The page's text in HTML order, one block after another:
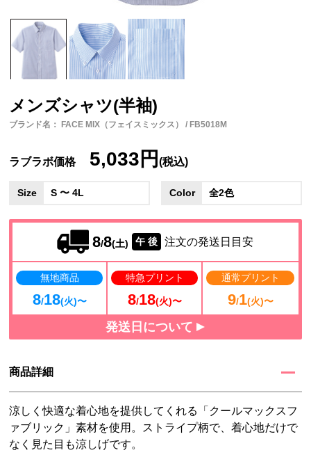
メンズシャツ(半袖)
ブランド名： FACE MIX（フェイスミックス） / FB5018M
ラブラボ価格 5,033円(税込)
Size S 〜 4L Color 全2色
8/8(土) 午 後 注文の発送日目安
無地商品
8/18(火)〜
特急プリント
8/18(火)〜
通常プリント
9/1(火)〜
発送日について
商品詳細
涼しく快適な着心地を提供してくれる「クールマックスフ
ァブリック」素材を使用。ストライプ柄で、着心地だけで
なく見た目も涼しげです。